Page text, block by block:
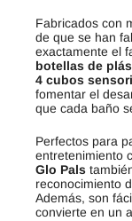
Fabricados con
de que se han
exactamente el
botellas de
4 cubos
fomentar el
que cada baño
Perfectos para
entretenimiento
Glo Pals
reconocimiento
Además, son
convierte en un